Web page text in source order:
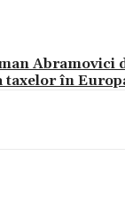
Abramovici
taxelor în